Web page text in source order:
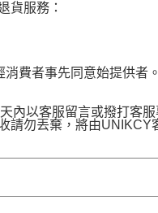
貨服務：
費者事先同意始提供者。
內以客服留言或撥打客服
請勿丟棄，將由UNIKCY